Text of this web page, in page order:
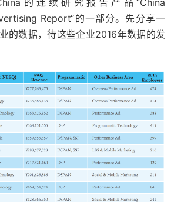
的连续研究报告产品“China
Report“的一部分。先分享一
的数据，待这些企业2016年数据的发